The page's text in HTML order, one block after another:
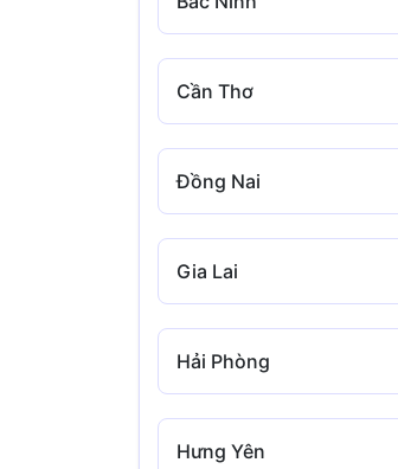
Cần Thơ
Đồng Nai
Gia Lai
Hải Phòng
Hưng Yên